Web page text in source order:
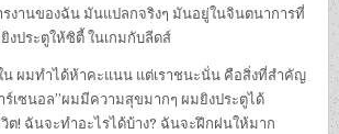
งานของฉัน มันแปลกจริงๆ มันอยู่ในจินตนาการที่
งประตูให้ซิตี้ ในเกมกับลีดส์
น ผมทําได้ห้าคะแนน แต่เราชนะนั่น คือสิ่งที่สําคัญ
ร์เซนอล”ผมมีความสุขมากๆ ผมยิงประตูได้
! ฉันจะทําอะไรได้บ้าง? ฉันจะฝึกฝนให้มาก